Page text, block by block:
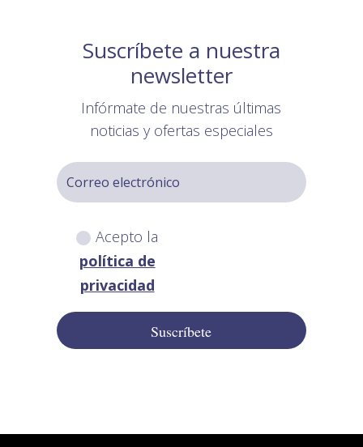
Suscríbete a nuestra
newsletter
Infórmate de nuestras últimas
noticias y ofertas especiales
Acepto la
política de
privacidad
Suscríbete